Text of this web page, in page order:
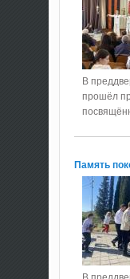
В
прошёл
Память
В